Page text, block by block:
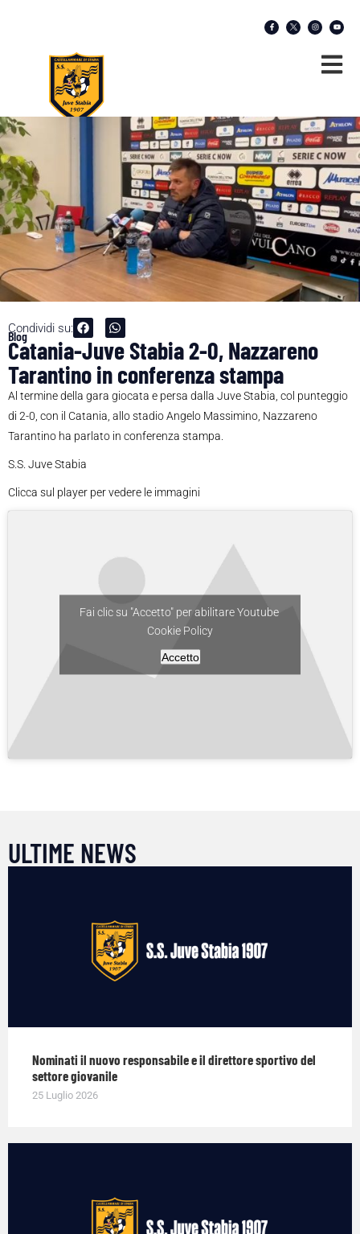
Condividi su:
Blog
Catania-Juve Stabia 2-0, Nazzareno
Tarantino in conferenza stampa
Al termine della gara giocata e persa dalla Juve Stabia, col punteggio
di 2-0, con il Catania, allo stadio Angelo Massimino, Nazzareno
Tarantino ha parlato in conferenza stampa.
S.S. Juve Stabia
Clicca sul player per vedere le immagini
Fai clic su "Accetto" per abilitare Youtube
Cookie Policy
Accetto
ULTIME NEWS
Nominati il nuovo responsabile e il direttore sportivo del
settore giovanile
25 Luglio 2026